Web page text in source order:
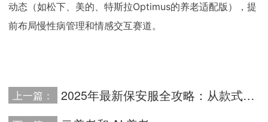
动态（如松下、美的、特斯拉Optimus的养老适配版），提
前布局慢性病管理和情感交互赛道。
上一篇： 2025年最新保安服全攻略：从款式选择到采购要点